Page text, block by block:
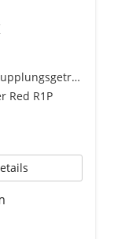
Doppelkupplungsgetriebe (DSG)
Red R1P